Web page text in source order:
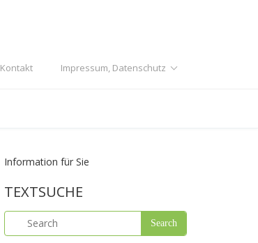
Kontakt Impressum, Datenschutz
Information für Sie
TEXTSUCHE